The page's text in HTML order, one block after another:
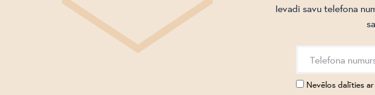
Ievadi savu telefona
Nevēlos dalīties